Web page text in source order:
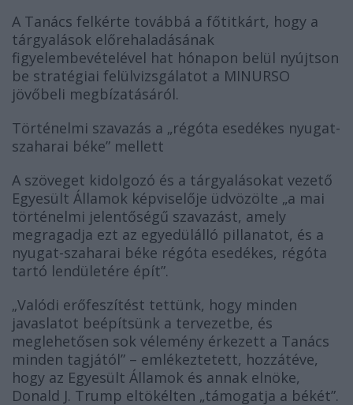
A Tanács felkérte továbbá a főtitkárt, hogy a
tárgyalások előrehaladásának
figyelembevételével hat hónapon belül nyújtson
be stratégiai felülvizsgálatot a MINURSO
jövőbeli megbízatásáról.
Történelmi szavazás a „régóta esedékes nyugat-
szaharai béke” mellett
A szöveget kidolgozó és a tárgyalásokat vezető
Egyesült Államok képviselője üdvözölte „a mai
történelmi jelentőségű szavazást, amely
megragadja ezt az egyedülálló pillanatot, és a
nyugat-szaharai béke régóta esedékes, régóta
tartó lendületére épít”.
„Valódi erőfeszítést tettünk, hogy minden
javaslatot beépítsünk a tervezetbe, és
meglehetősen sok vélemény érkezett a Tanács
minden tagjától” – emlékeztetett, hozzátéve,
hogy az Egyesült Államok és annak elnöke,
Donald J. Trump eltökélten „támogatja a békét”.